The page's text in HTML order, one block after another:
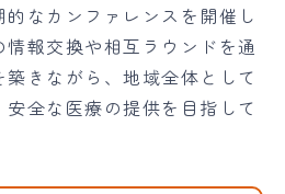
なカンファレンスを開催し
報交換や相互ラウンドを通
築きながら、地域全体として
全な医療の提供を目指して